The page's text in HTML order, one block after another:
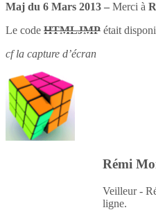
Maj du 6 Mars 2013 – Merci à
Le code HTMLJMP était
cf la capture d’écran
Rémi
Veilleur -
ligne.